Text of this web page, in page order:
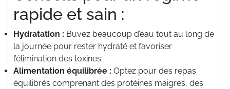
rapide et sain :
Hydratation : Buvez beaucoup d’eau tout au long de
la journée pour rester hydraté et favoriser
l’élimination des toxines.
Alimentation équilibrée : Optez pour des repas
équilibrés comprenant des protéines maigres, des